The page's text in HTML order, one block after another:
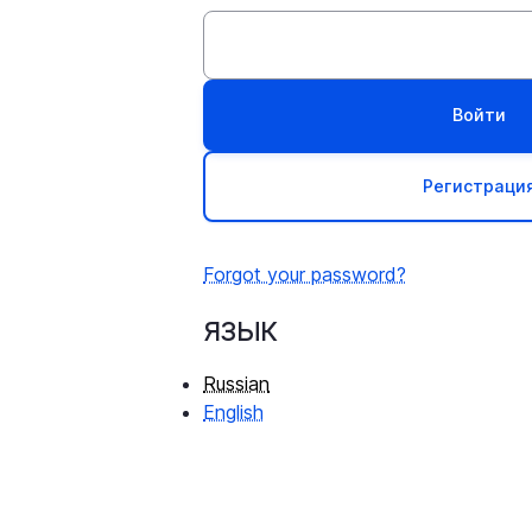
Forgot your password?
язык
Russian
English